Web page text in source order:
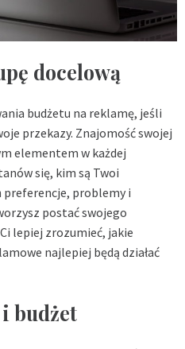
docelową
budżetu na reklamę, jeśli
przekazy. Znajomość swojej
elementem w każdej
się, kim są Twoi
problemy i
postać swojego
lepiej zrozumieć, jakie
najlepiej będą działać
budżet